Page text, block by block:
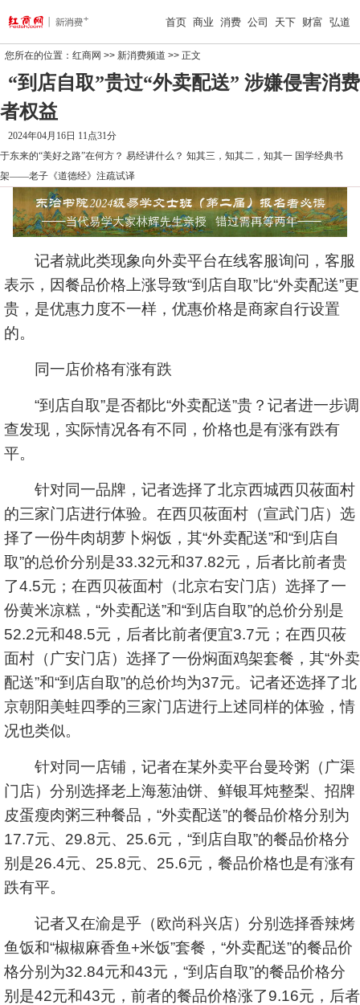
首页 商业 消费 公司 天下 财富 弘道
您所在的位置： 红商网 >> 新消费频道 >> 正文
“到店自取”贵过“外卖配送” 涉嫌侵害消费
者权益
2024年04月16日 11点31分
于东来的“美好之路”在何方？ 易经讲什么？ 知其三，知其二，知其一 国学经典书
架——老子《道德经》注疏试译
记者就此类现象向外卖平台在线客服询问，客服
表示，因餐品价格上涨导致“到店自取”比“外卖配送”更
贵，是优惠力度不一样，优惠价格是商家自行设置
的。
同一店价格有涨有跌
“到店自取”是否都比“外卖配送”贵？记者进一步调
查发现，实际情况各有不同，价格也是有涨有跌有
平。
针对同一品牌，记者选择了北京西城西贝莜面村
的三家门店进行体验。在西贝莜面村（宣武门店）选
择了一份牛肉胡萝卜焖饭，其“外卖配送”和“到店自
取”的总价分别是33.32元和37.82元，后者比前者贵
了4.5元；在西贝莜面村（北京右安门店）选择了一
份黄米凉糕，“外卖配送”和“到店自取”的总价分别是
52.2元和48.5元，后者比前者便宜3.7元；在西贝莜
面村（广安门店）选择了一份焖面鸡架套餐，其“外卖
配送”和“到店自取”的总价均为37元。记者还选择了北
京朝阳美蛙四季的三家门店进行上述同样的体验，情
况也类似。
针对同一店铺，记者在某外卖平台曼玲粥（广渠
门店）分别选择老上海葱油饼、鲜银耳炖整梨、招牌
皮蛋瘦肉粥三种餐品，“外卖配送”的餐品价格分别为
17.7元、29.8元、25.6元，“到店自取”的餐品价格分
别是26.4元、25.8元、25.6元，餐品价格也是有涨有
跌有平。
记者又在渝是乎（欧尚科兴店）分别选择香辣烤
鱼饭和“椒椒麻香鱼+米饭”套餐，“外卖配送”的餐品价
格分别为32.84元和43元，“到店自取”的餐品价格分
别是42元和43元，前者的餐品价格涨了9.16元，后者